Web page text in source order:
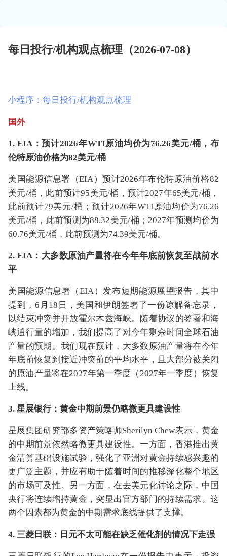
每日投行/机构观点梳理（2026-07-08）
小程序：每日投行/机构观点梳理
国外
1. EIA：预计2026年WTI原油均价为76.26美元/桶，布
伦特原油价格为82美元/桶
美国能源信息署（EIA）预计2026年布伦特原油价格82
美元/桶，此前预计95美元/桶，预计2027年65美元/桶，
此前预计79美元/桶；预计2026年WTI原油均价为76.26
美元/桶，此前预测为88.32美元/桶；2027年预测均价为
60.76美元/桶，此前预测为74.39美元/桶‌。
2. EIA：大多数原油产量将在今年年底前恢复至战前水
平
美国能源信息署（EIA）发布短期能源展望报告，其中
提到，6月18日，美国和伊朗签署了一份谅解备忘录，
以结束冲突并开放霍尔木兹海峡。随着协议的签署和海
峡通行量的增加，我们提高了对今年剩余时间全球石油
产量的预期。我们现在预计，大多数原油产量将在今年
年底前恢复到接近冲突前的平均水平，且大部分被关闭
的原油产量将在2027年第一季度（2027年一季度）恢复
上线。
3. 星展银行：黄金中期前景仍略微更具建设性
星展集团研究部多资产策略师Sherilyn Chew表示，黄金
的中期前景依然略微更具建设性。一方面，香港推出黄
金清算基础设施试验，强化了亚洲对黄金持续感兴趣的
更广泛主题，并应有助于随着时间的推移深化整个地区
的市场可及性。另一方面，在去美元化讨论之际，中国
央行将连续增持黄金，突显出官方部门的持续需求。这
两个因素都为黄金的中期需求底线提供了支撑。
4. 三菱日联：日元不太可能在缺乏催化剂的情况下走强